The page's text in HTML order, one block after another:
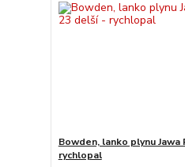
Bowden, lanko plynu Jawa
rychlopal